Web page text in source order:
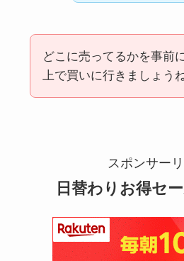
マウンテンデューはどこに
ストコで買
どこに売ってるかを事前
上で買いに行きましょう
スポンサー
日替わりお得セ